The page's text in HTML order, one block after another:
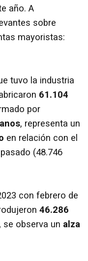
año. A
sobre
mayoristas:
tuvo la industria
61.104
por
, representa un
en relación con el
(48.746
con febrero de
46.286
se observa un alza